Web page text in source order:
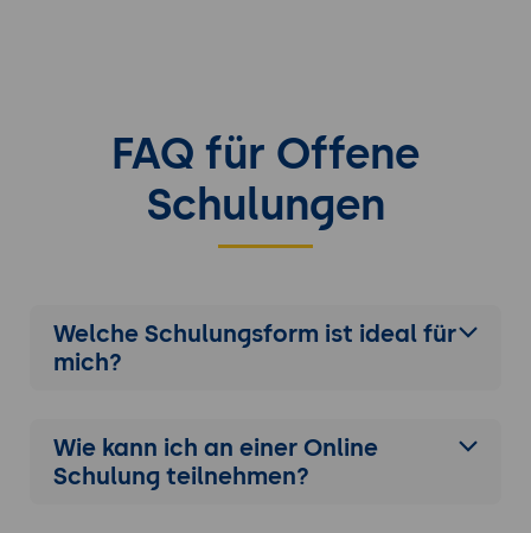
FAQ für Offene
Schulungen
Welche Schulungsform ist ideal für
mich?
Wie kann ich an einer Online
Schulung teilnehmen?